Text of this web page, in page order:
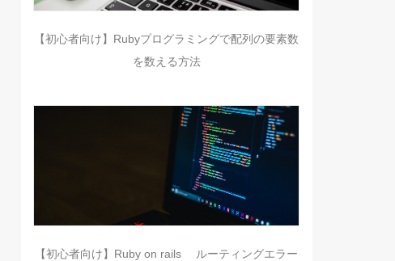
【初心者向け】Rubyプログラミングで配列の要素数
を数える方法
【初心者向け】Ruby on rails ルーティングエラー